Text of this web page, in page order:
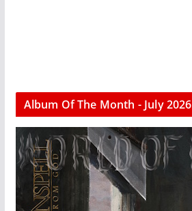
Album Of The Month - July 2026